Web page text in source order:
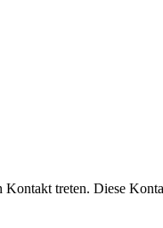
treten. Diese